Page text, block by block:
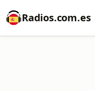
Radios.com.es